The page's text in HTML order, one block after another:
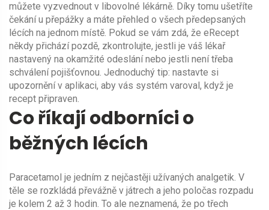
můžete vyzvednout v libovolné lékárně. Díky tomu ušetříte
čekání u přepážky a máte přehled o všech předepsaných
lécích na jednom místě. Pokud se vám zdá, že eRecept
někdy přichází pozdě, zkontrolujte, jestli je váš lékař
nastavený na okamžité odeslání nebo jestli není třeba
schválení pojišťovnou. Jednoduchý tip: nastavte si
upozornění v aplikaci, aby vás systém varoval, když je
recept připraven.
Co říkají odborníci o
běžných lécích
Paracetamol je jedním z nejčastěji užívaných analgetik. V
těle se rozkládá převážně v játrech a jeho poločas rozpadu
je kolem 2 až 3 hodin. To ale neznamená, že po třech